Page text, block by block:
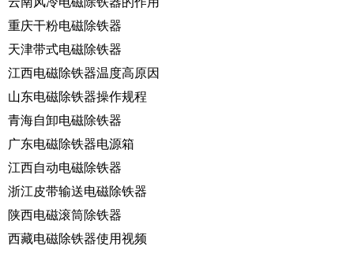
重庆干粉电磁除铁器
天津带式电磁除铁器
江西电磁除铁器温度高原因
山东电磁除铁器操作规程
青海自卸电磁除铁器
广东电磁除铁器电源箱
江西自动电磁除铁器
浙江皮带输送电磁除铁器
陕西电磁滚筒除铁器
西藏电磁除铁器使用视频